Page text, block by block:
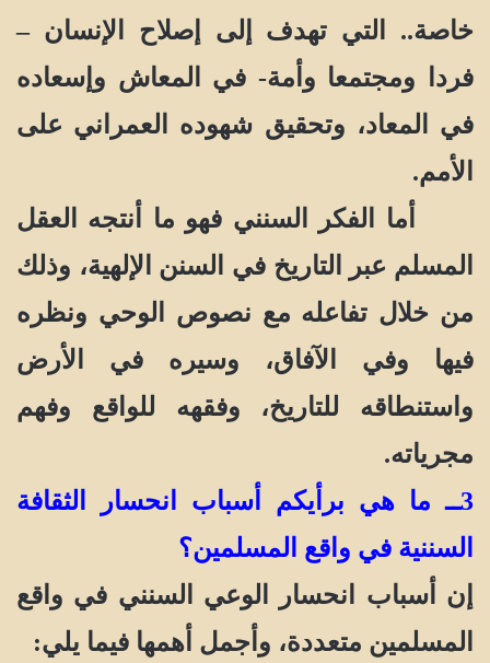
خاصة.. التي تهدف إلى إصلاح الإنسان –
فردا ومجتمعا وأمة- في المعاش وإسعاده
في المعاد، وتحقيق شهوده العمراني على
الأمم.
أما الفكر السنني فهو ما أنتجه العقل
المسلم عبر التاريخ في السنن الإلهية، وذلك
من خلال تفاعله مع نصوص الوحي ونظره
فيها وفي الآفاق، وسيره في الأرض
واستنطاقه للتاريخ، وفقهه للواقع وفهم
مجرياته.
3ــ ما هي برأيكم أسباب انحسار الثقافة
السننية في واقع المسلمين؟
إن أسباب انحسار الوعي السنني في واقع
المسلمين متعددة، وأجمل أهمها فيما يلي: